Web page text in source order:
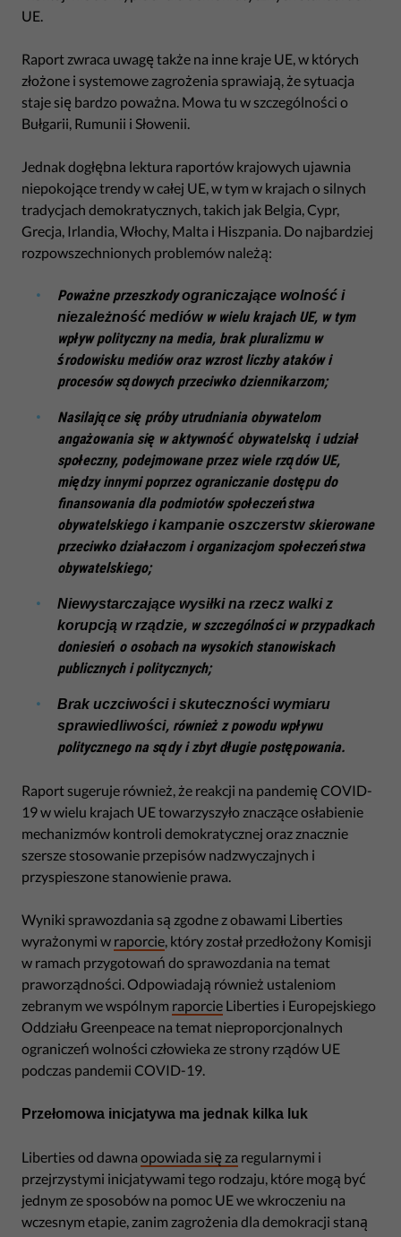
UE.
Raport zwraca uwagę także na inne kraje UE, w których
złożone i systemowe zagrożenia sprawiają, że sytuacja
staje się bardzo poważna. Mowa tu w szczególności o
Bułgarii, Rumunii i Słowenii.
Jednak dogłębna lektura raportów krajowych ujawnia
niepokojące trendy w całej UE, w tym w krajach o silnych
tradycjach demokratycznych, takich jak Belgia, Cypr,
Grecja, Irlandia, Włochy, Malta i Hiszpania. Do najbardziej
rozpowszechnionych problemów należą:
Poważne przeszkodyograniczające wolność i
niezależność medióww wielu krajach UE, w tym
wpływ polityczny na media, brak pluralizmu w
środowisku mediów oraz wzrost liczby ataków i
procesów sądowych przeciwko dziennikarzom;
Nasilające się próby utrudniania obywatelom
angażowania się w aktywność obywatelską i udział
społeczny, podejmowane przez wiele rządów UE,
między innymi poprzez ograniczanie dostępu do
finansowania dla podmiotów społeczeństwa
obywatelskiego ikampanie oszczerstwskierowane
przeciwko działaczom i organizacjom społeczeństwa
obywatelskiego;
Niewystarczające wysiłki na rzecz walki z
korupcją w rządzie, w szczególności w przypadkach
doniesień o osobach na wysokich stanowiskach
publicznych i politycznych;
Brak uczciwości i skuteczności wymiaru
sprawiedliwości, również z powodu wpływu
politycznego na sądy i zbyt długie postępowania.
Raport sugeruje również, że reakcji na pandemię COVID-
19 w wielu krajach UE towarzyszyło znaczące osłabienie
mechanizmów kontroli demokratycznej oraz znacznie
szersze stosowanie przepisów nadzwyczajnych i
przyspieszone stanowienie prawa.
Wyniki sprawozdania są zgodne z obawami Liberties
wyrażonymi w raporcie, który został przedłożony Komisji
w ramach przygotowań do sprawozdania na temat
praworządności. Odpowiadają również ustaleniom
zebranym we wspólnym raporcie Liberties i Europejskiego
Oddziału Greenpeace na temat nieproporcjonalnych
ograniczeń wolności człowieka ze strony rządów UE
podczas pandemii COVID-19.
Przełomowa inicjatywa ma jednak kilka luk
Liberties od dawna opowiada się za regularnymi i
przejrzystymi inicjatywami tego rodzaju, które mogą być
jednym ze sposobów na pomoc UE we wkroczeniu na
wczesnym etapie, zanim zagrożenia dla demokracji staną